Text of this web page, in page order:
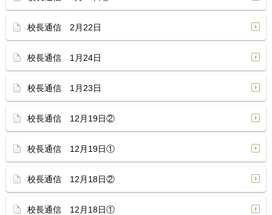
校長通信 2月22日
校長通信 1月24日
校長通信 1月23日
校長通信 12月19日②
校長通信 12月19日①
校長通信 12月18日②
校長通信 12月18日①